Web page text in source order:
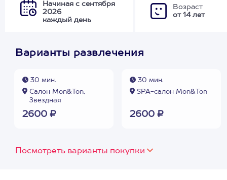
Начиная с сентября
2026
каждый день
Возраст
от 14 лет
Варианты развлечения
30 мин.
Салон Mon&Ton,
Звездная
2600 ₽
30 мин.
SPA-салон Mon&Ton
2600 ₽
Посмотреть варианты покупки